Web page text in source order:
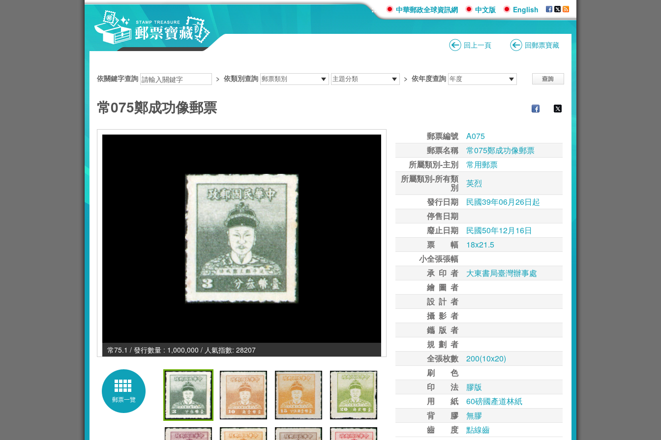
::: 中華郵政全球資訊網 中文版 English
回上一頁 回郵票寶藏
依關鍵字查詢 > 依類別查詢 > 依年度查詢
常075鄭成功像郵票
常75.1 / 發行數量 : 1,000,000 / 人氣指數: 28207
郵票一覽
郵票編號
A075
郵票名稱
常075鄭成功像郵票
所屬類別-主別
常用郵票
所屬類別-所有類
別
英烈
發行日期
民國39年06月26日起
停售日期
廢止日期
民國50年12月16日
票 幅
18x21.5
小全張張幅
承 印 者
大東書局臺灣辦事處
繪 圖 者
設 計 者
攝 影 者
鑴 版 者
規 劃 者
全張枚數
200(10x20)
刷 色
印 法
膠版
用 紙
60磅國產道林紙
背 膠
無膠
齒 度
點線齒